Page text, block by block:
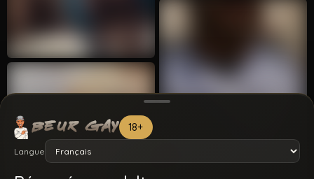
18+
Langue